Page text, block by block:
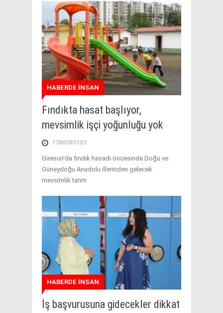
HABERDE İNSAN
Fındıkta hasat başlıyor,
mevsimlik işçi yoğunluğu yok
1786093103
Giresun'da fındık hasadı öncesinde Doğu ve
Güneydoğu Anadolu illerinden gelecek
mevsimlik tarım
HABERDE İNSAN
İş başvurusuna gidecekler dikkat